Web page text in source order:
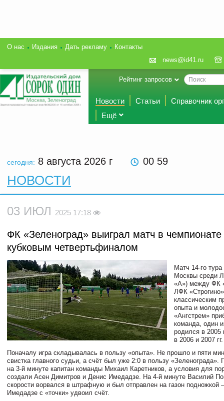
О нас Издания Дать рекламу
Контакты
news@id41.ru
Рейтинг запросов
Новости Статьи
Справочник
Ещё
сегодня: 8 августа 2026 г 00 59
НОВОСТИ
03 ИЮЛ 2025 17:18
ФК «Зеленоград» выиграл матч в
кубковым четвертьфиналом
Матч 14-го
Москвы среди
«А») между ФК
ЛФК
классическим
опыта и
«Ангстрем»
команда, один
родился в 2005
в 2006 и 2007 гг.
Поначалу игра складывалась в пользу «опыта». Не прошло и пяти
свистка главного судьи, а счёт был уже 2:0 в пользу «Зеленограда».
на 3-й минуте капитан команды Михаил Каретников, а условия для
создали Асен Димитров и Денис Имедадзе. На 4-й минуте Василий
скорости ворвался в штрафную и был отправлен на газон подножкой
Имедадзе с «точки» удвоил счёт.